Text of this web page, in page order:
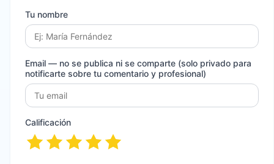
Tu nombre
Email — no se publica ni se comparte (solo privado para
notificarte sobre tu comentario y profesional)
Calificación